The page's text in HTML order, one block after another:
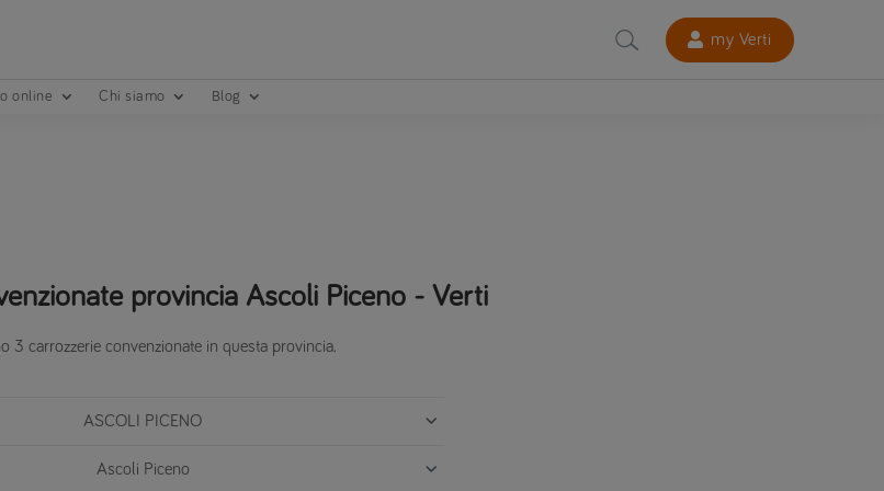
my Verti
online Chi siamo Blog
provincia Ascoli Piceno - Verti
3 carrozzerie convenzionate in questa provincia.
ASCOLI PICENO
Ascoli Piceno